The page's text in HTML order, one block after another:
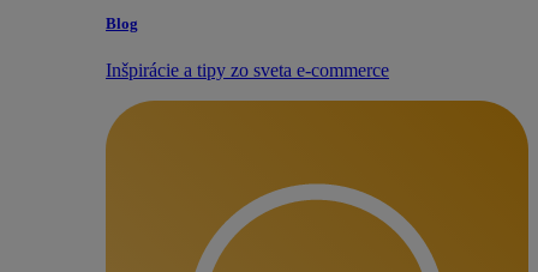
Blog
Inšpirácie a tipy zo sveta e‑commerce